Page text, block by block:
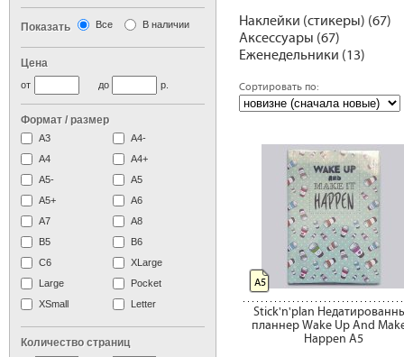
Наклейки (стикеры) (67)
Аксессуары (67)
Еженедельники (13)
Сортировать по:
Stick'n'plan
планнер Wake Up And
Happen А5
А5
Показать Все В наличии
Цена
до
от р.
Формат / размер
А3
А4-
А4
A4+
А5-
А5
A5+
А6
А7
A8
B5
B6
C6
XLarge
Large
Pocket
XSmall
Letter
Количество страниц